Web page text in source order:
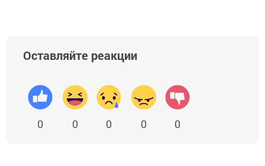
Оставляйте реакции
0 0 0 0 0